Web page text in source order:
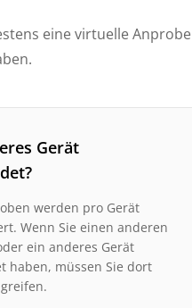
eine virtuelle Anprobe
Gerät
werden pro Gerät
Wenn Sie einen anderen
ein anderes Gerät
haben, müssen Sie dort